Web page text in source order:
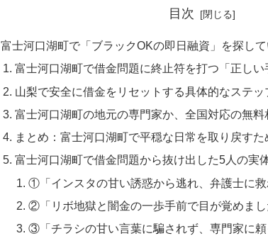
目次
富士河口湖町で「ブラックOKの即日融資」を探し
富士河口湖町で借金問題に終止符を打つ「正しい
山梨で安全に借金をリセットする具体的なステッ
富士河口湖町の地元の専門家か、全国対応の無料
まとめ：富士河口湖町で平穏な日常を取り戻すた
富士河口湖町で借金問題から抜け出した5人の実
①「インスタの甘い誘惑から逃れ、弁護士に救
②「リボ地獄と闇金の一歩手前で目が覚めまし
③「チラシの甘い言葉に騙されず、専門家に頼